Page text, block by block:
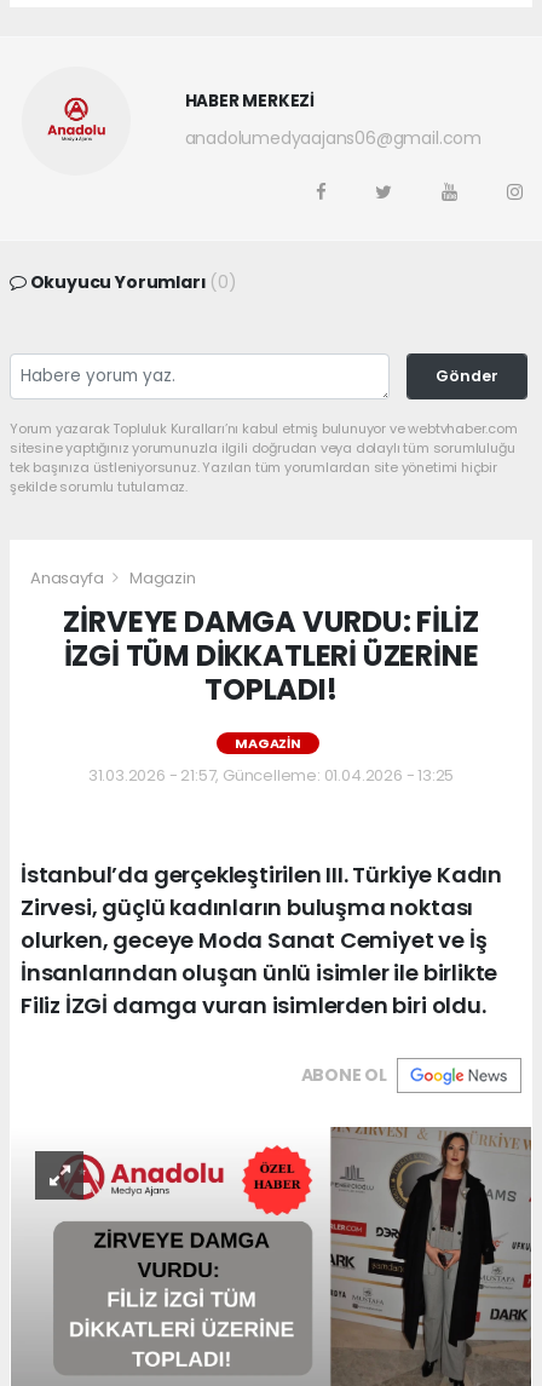
HABER MERKEZİ
anadolumedyaajans06@gmail.com
Okuyucu Yorumları (0)
Gönder
Yorum yazarak Topluluk Kuralları’nı kabul etmiş bulunuyor ve webtvhaber.com
sitesine yaptığınız yorumunuzla ilgili doğrudan veya dolaylı tüm sorumluluğu
tek başınıza üstleniyorsunuz. Yazılan tüm yorumlardan site yönetimi hiçbir
şekilde sorumlu tutulamaz.
Anasayfa Magazin
ZİRVEYE DAMGA VURDU: FİLİZ
İZGİ TÜM DİKKATLERİ ÜZERİNE
TOPLADI!
MAGAZIN
31.03.2026 - 21:57, Güncelleme: 01.04.2026 - 13:25
İstanbul’da gerçekleştirilen III. Türkiye Kadın
Zirvesi, güçlü kadınların buluşma noktası
olurken, geceye Moda Sanat Cemiyet ve İş
İnsanlarından oluşan ünlü isimler ile birlikte
Filiz İZGİ damga vuran isimlerden biri oldu.
ABONE OL